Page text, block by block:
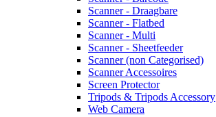
Scanner - Draagbare
Scanner - Flatbed
Scanner - Multi
Scanner - Sheetfeeder
Scanner (non Categorised)
Scanner Accessoires
Screen Protector
Tripods & Tripods Accessory
Web Camera